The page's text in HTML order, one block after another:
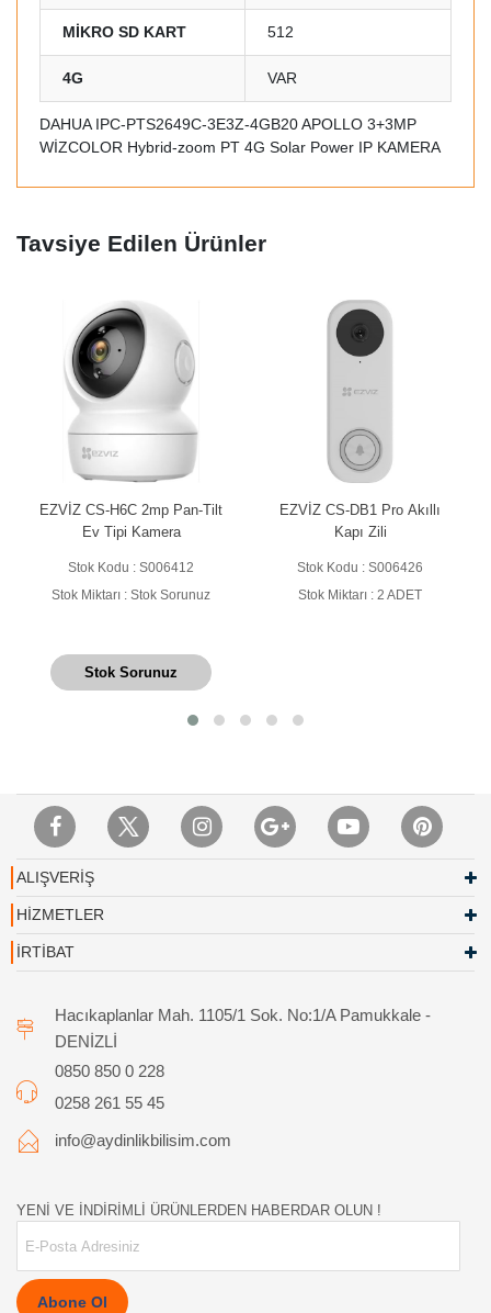
MİKRO SD KART 512
4G VAR
DAHUA IPC-PTS2649C-3E3Z-4GB20 APOLLO 3+3MP
WİZCOLOR Hybrid-zoom PT 4G Solar Power IP KAMERA
Tavsiye Edilen Ürünler
EZVİZ CS-H6C 2mp Pan-Tilt
Ev Tipi Kamera
Stok Kodu : S006412
Stok Miktarı : Stok Sorunuz
Stok Sorunuz
EZVİZ CS-DB1 Pro Akıllı
Kapı Zili
Stok Kodu : S006426
Stok Miktarı : 2 ADET
ALIŞVERİŞ
HİZMETLER
İRTİBAT
Hacıkaplanlar Mah. 1105/1 Sok. No:1/A Pamukkale -
DENİZLİ
0850 850 0 228
0258 261 55 45
info@aydinlikbilisim.com
YENİ VE İNDİRİMLİ ÜRÜNLERDEN HABERDAR OLUN !
Abone Ol